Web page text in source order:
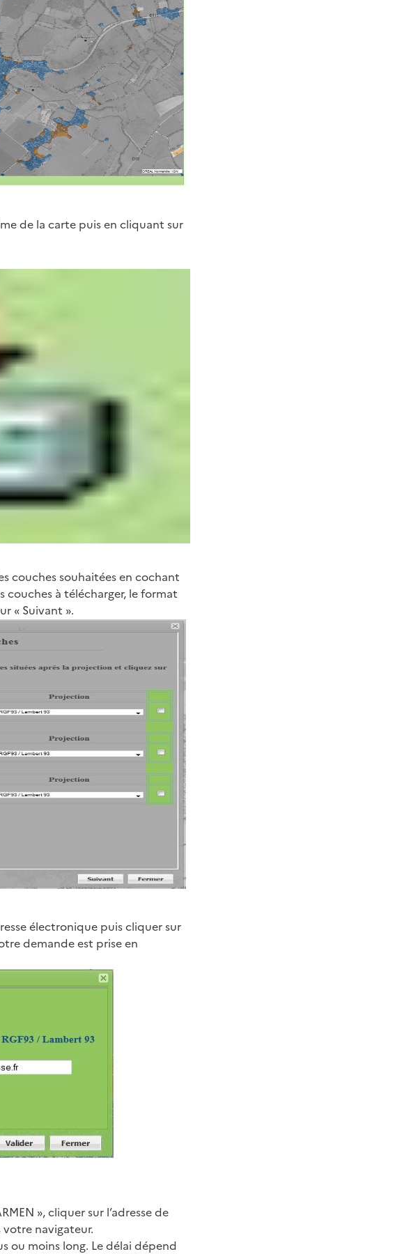
de la carte puis en cliquant sur
couches souhaitées en cochant
couches à télécharger, le format
« Suivant ».
électronique puis cliquer sur
demande est prise en
», cliquer sur l’adresse de
votre navigateur.
ou moins long. Le délai dépend